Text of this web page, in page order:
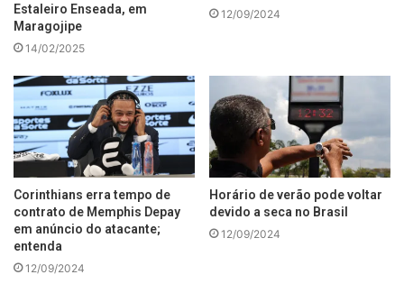
Estaleiro Enseada, em
Maragojipe
14/02/2025
12/09/2024
Corinthians erra tempo de
contrato de Memphis Depay
em anúncio do atacante;
entenda
12/09/2024
Horário de verão pode voltar
devido a seca no Brasil
12/09/2024